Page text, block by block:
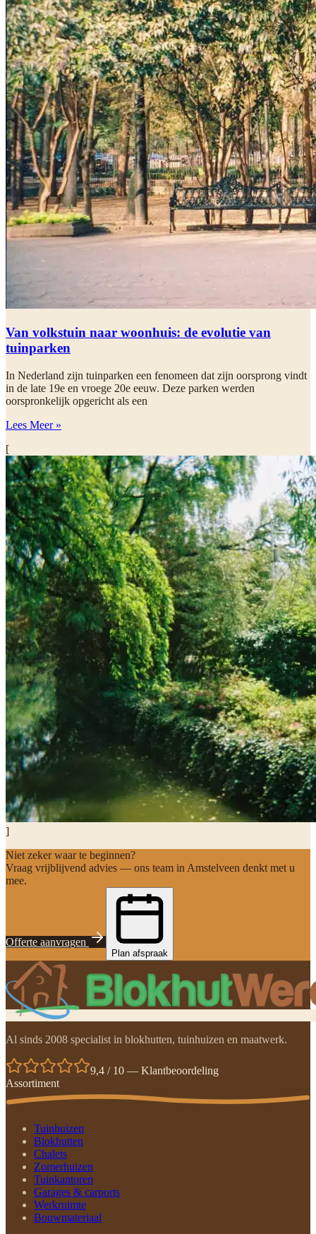
Van volkstuin naar woonhuis: de evolutie van
tuinparken
In Nederland zijn tuinparken een fenomeen dat zijn oorsprong vindt
in de late 19e en vroege 20e eeuw. Deze parken werden
oorspronkelijk opgericht als een
Lees Meer »
[
]
Niet zeker waar te beginnen?
Vraag vrijblijvend advies — ons team in Amstelveen denkt met u
mee.
Offerte aanvragen
Plan afspraak
Al sinds 2008 specialist in blokhutten, tuinhuizen en maatwerk.
9,4 / 10 — Klantbeoordeling
Assortiment
Tuinhuizen
Blokhutten
Chalets
Zomerhuizen
Tuinkantoren
Garages & carports
Werkruimte
Bouwmateriaal